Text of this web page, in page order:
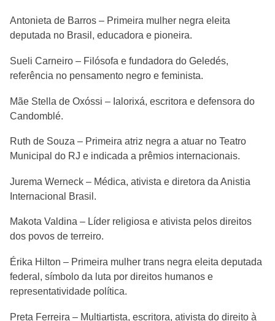
Antonieta de Barros – Primeira mulher negra eleita
deputada no Brasil, educadora e pioneira.
Sueli Carneiro – Filósofa e fundadora do Geledés,
referência no pensamento negro e feminista.
Mãe Stella de Oxóssi – Ialorixá, escritora e defensora do
Candomblé.
Ruth de Souza – Primeira atriz negra a atuar no Teatro
Municipal do RJ e indicada a prêmios internacionais.
Jurema Werneck – Médica, ativista e diretora da Anistia
Internacional Brasil.
Makota Valdina – Líder religiosa e ativista pelos direitos
dos povos de terreiro.
Érika Hilton – Primeira mulher trans negra eleita deputada
federal, símbolo da luta por direitos humanos e
representatividade política.
Preta Ferreira – Multiartista, escritora, ativista do direito à